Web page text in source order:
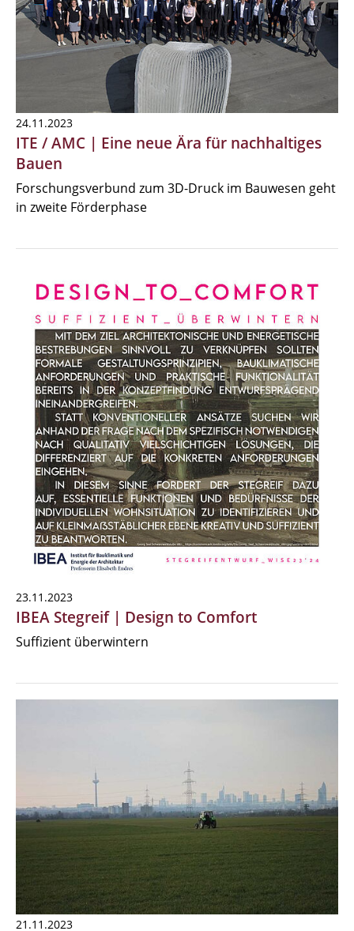
24.11.2023
ITE / AMC | Eine neue Ära für nachhaltiges
Bauen
Forschungsverbund zum 3D-Druck im Bauwesen geht
in zweite Förderphase
23.11.2023
IBEA Stegreif | Design to Comfort
Suffizient überwintern
21.11.2023